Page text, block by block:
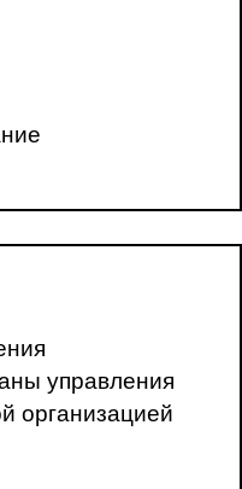
управления
организацией